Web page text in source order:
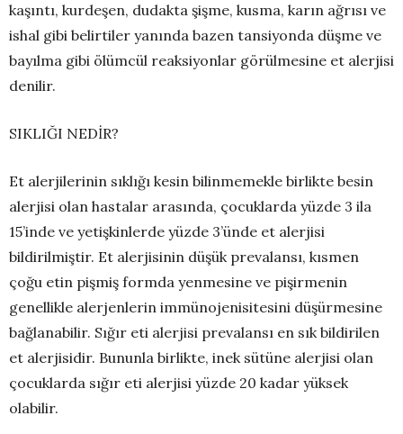
kaşıntı, kurdeşen, dudakta şişme, kusma, karın ağrısı ve
ishal gibi belirtiler yanında bazen tansiyonda düşme ve
bayılma gibi ölümcül reaksiyonlar görülmesine et alerjisi
denilir.
SIKLIĞI NEDİR?
Et alerjilerinin sıklığı kesin bilinmemekle birlikte besin
alerjisi olan hastalar arasında, çocuklarda yüzde 3 ila
15’inde ve yetişkinlerde yüzde 3’ünde et alerjisi
bildirilmiştir. Et alerjisinin düşük prevalansı, kısmen
çoğu etin pişmiş formda yenmesine ve pişirmenin
genellikle alerjenlerin immünojenisitesini düşürmesine
bağlanabilir. Sığır eti alerjisi prevalansı en sık bildirilen
et alerjisidir. Bununla birlikte, inek sütüne alerjisi olan
çocuklarda sığır eti alerjisi yüzde 20 kadar yüksek
olabilir.